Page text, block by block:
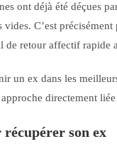
ont déjà été déçues
vides. C’est
de retour affectif rapide
un ex dans les
directement
son ex